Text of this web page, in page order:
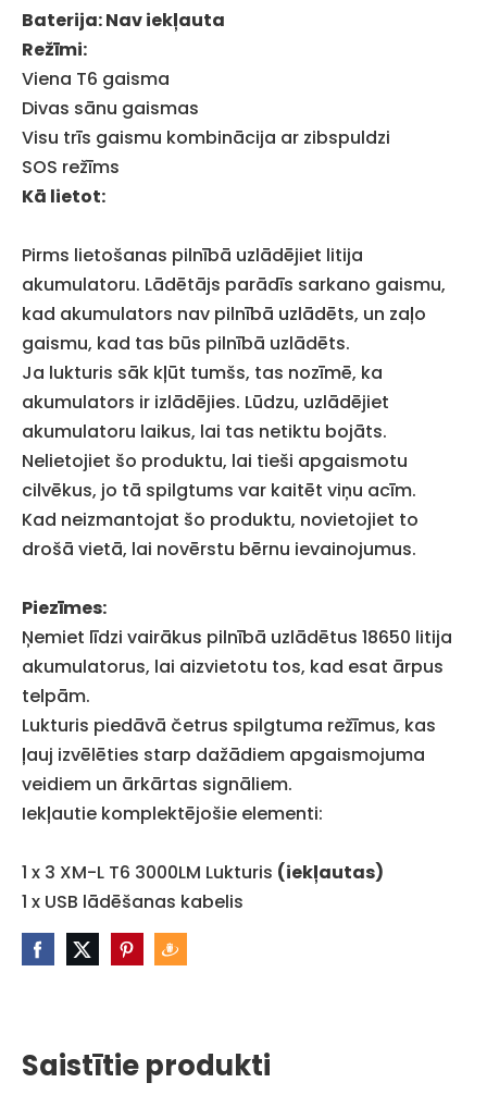
Baterija: Nav iekļauta
Režīmi:
Viena T6 gaisma
Divas sānu gaismas
Visu trīs gaismu kombinācija ar zibspuldzi
SOS režīms
Kā lietot:
Pirms lietošanas pilnībā uzlādējiet litija
akumulatoru. Lādētājs parādīs sarkano gaismu,
kad akumulators nav pilnībā uzlādēts, un zaļo
gaismu, kad tas būs pilnībā uzlādēts.
Ja lukturis sāk kļūt tumšs, tas nozīmē, ka
akumulators ir izlādējies. Lūdzu, uzlādējiet
akumulatoru laikus, lai tas netiktu bojāts.
Nelietojiet šo produktu, lai tieši apgaismotu
cilvēkus, jo tā spilgtums var kaitēt viņu acīm.
Kad neizmantojat šo produktu, novietojiet to
drošā vietā, lai novērstu bērnu ievainojumus.
Piezīmes:
Ņemiet līdzi vairākus pilnībā uzlādētus 18650 litija
akumulatorus, lai aizvietotu tos, kad esat ārpus
telpām.
Lukturis piedāvā četrus spilgtuma režīmus, kas
ļauj izvēlēties starp dažādiem apgaismojuma
veidiem un ārkārtas signāliem.
Iekļautie komplektējošie elementi:
1 x 3 XM-L T6 3000LM Lukturis (iekļautas)
1 x USB lādēšanas kabelis
Saistītie produkti